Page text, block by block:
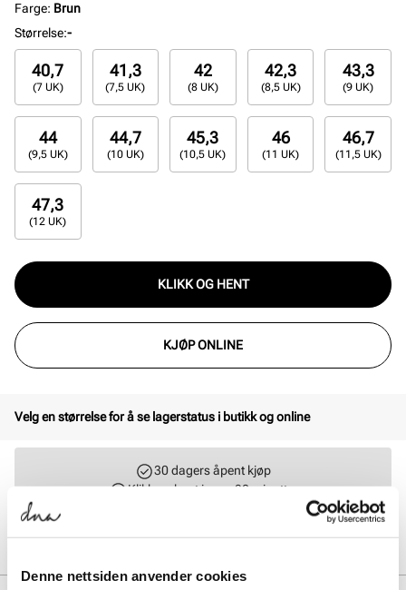
Denne nettsiden anvender cookies
Farge: Brun
Størrelse:-
40,7
(7 UK)
41,3
(7,5 UK)
42
(8 UK)
42,3
(8,5 UK)
43,3
(9 UK)
44
(9,5 UK)
44,7
(10 UK)
45,3
(10,5 UK)
46
(11 UK)
46,7
(11,5 UK)
47,3
(12 UK)
KLIKK OG HENT
KJØP ONLINE
Velg en størrelse for å se lagerstatus i butikk og online
30 dagers åpent kjøp
Klikk og hent innen 30 minutter